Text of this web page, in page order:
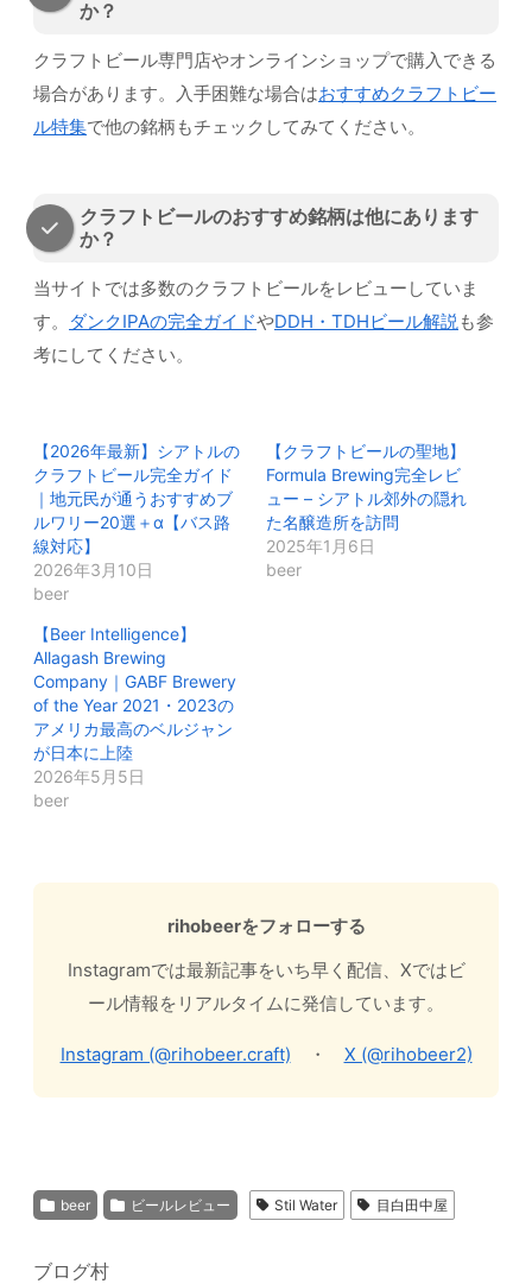
か？
クラフトビール専門店やオンラインショップで購入できる
場合があります。入手困難な場合はおすすめクラフトビー
ル特集で他の銘柄もチェックしてみてください。
クラフトビールのおすすめ銘柄は他にあります
か？
当サイトでは多数のクラフトビールをレビューしていま
す。
ダンクIPAの完全ガイドやDDH・TDHビール解説も参
考にしてください。
【2026年最新】シアトルの
クラフトビール完全ガイド
｜地元民が通うおすすめブ
ルワリー20選＋α【バス路
線対応】
2026年3月10日
beer
【クラフトビールの聖地】
Formula Brewing完全レビ
ュー – シアトル郊外の隠れ
た名醸造所を訪問
2025年1月6日
beer
【Beer Intelligence】
Allagash Brewing
Company｜GABF Brewery
of the Year 2021・2023の
アメリカ最高のベルジャン
が日本に上陸
2026年5月5日
beer
rihobeerをフォローする
Instagramでは最新記事をいち早く配信、Xではビ
ール情報をリアルタイムに発信しています。
Instagram (@rihobeer.craft) ・ X (@rihobeer2)
beer ビールレビュー Stil Water 目白田中屋
ブログ村